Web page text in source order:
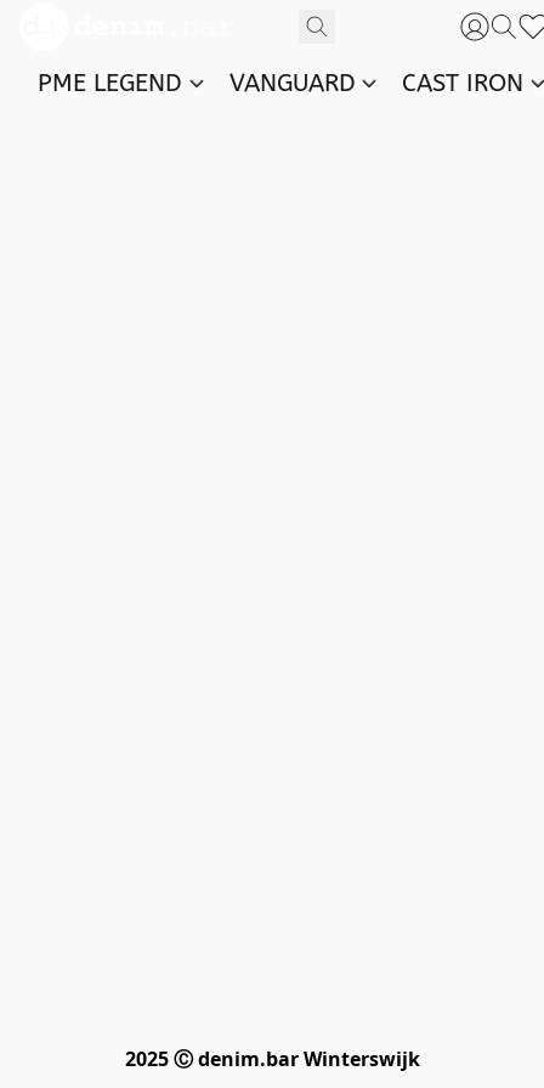
PME LEGEND VANGUARD CAST IRON
2025 Ⓒ denim.bar Winterswijk